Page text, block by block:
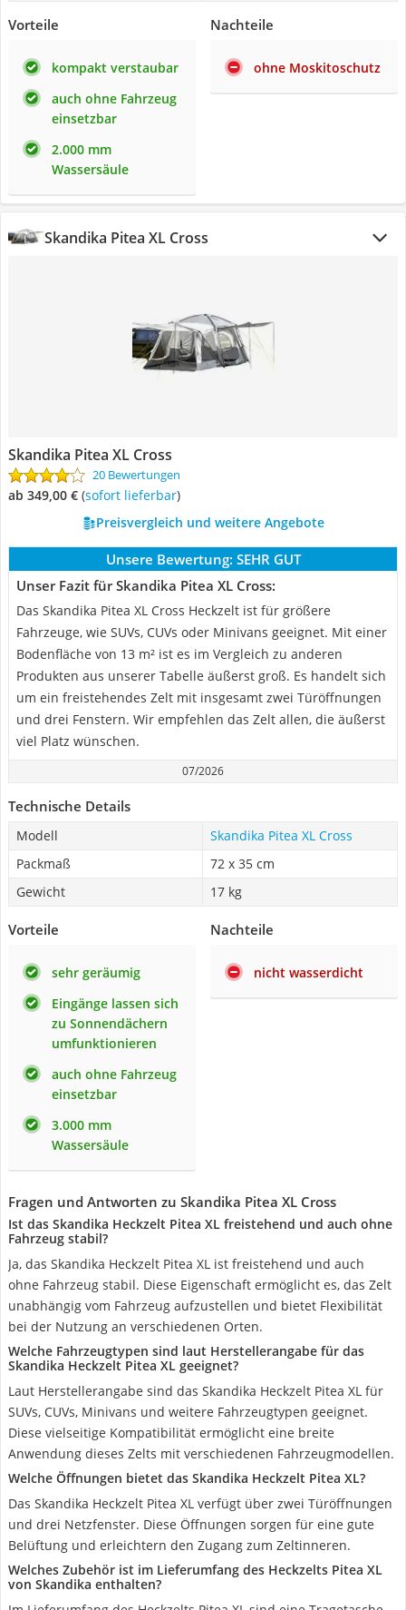
Vorteile
kompakt verstaubar
auch ohne Fahrzeug
einsetzbar
2.000 mm
Wassersäule
Nachteile
ohne Moskitoschutz
Skandika Pitea XL Cross
Skandika Pitea XL Cross
20 Bewertungen
ab 349,00 € ( Sofort lieferbar)
Preisvergleich und weitere Angebote
Unsere Bewertung: SEHR GUT
Unser Fazit für Skandika Pitea XL Cross:
Das Skandika Pitea XL Cross Heckzelt ist für größere
Fahrzeuge, wie SUVs, CUVs oder Minivans geeignet. Mit einer
Bodenfläche von 13 m² ist es im Vergleich zu anderen
Produkten aus unserer Tabelle äußerst groß. Es handelt sich
um ein freistehendes Zelt mit insgesamt zwei Türöffnungen
und drei Fenstern. Wir empfehlen das Zelt allen, die äußerst
viel Platz wünschen.
07/2026
Technische Details
Modell
Skandika Pitea XL Cross
Packmaß
72 x 35 cm
Gewicht
17 kg
Vorteile
sehr geräumig
Eingänge lassen sich
zu Sonnendächern
umfunktionieren
auch ohne Fahrzeug
einsetzbar
3.000 mm
Wassersäule
Nachteile
nicht wasserdicht
Fragen und Antworten zu Skandika Pitea XL Cross
Ist das Skandika Heckzelt Pitea XL freistehend und auch ohne
Fahrzeug stabil?
Ja, das Skandika Heckzelt Pitea XL ist freistehend und auch
ohne Fahrzeug stabil. Diese Eigenschaft ermöglicht es, das Zelt
unabhängig vom Fahrzeug aufzustellen und bietet Flexibilität
bei der Nutzung an verschiedenen Orten.
Welche Fahrzeugtypen sind laut Herstellerangabe für das
Skandika Heckzelt Pitea XL geeignet?
Laut Herstellerangabe sind das Skandika Heckzelt Pitea XL für
SUVs, CUVs, Minivans und weitere Fahrzeugtypen geeignet.
Diese vielseitige Kompatibilität ermöglicht eine breite
Anwendung dieses Zelts mit verschiedenen Fahrzeugmodellen.
Welche Öffnungen bietet das Skandika Heckzelt Pitea XL?
Das Skandika Heckzelt Pitea XL verfügt über zwei Türöffnungen
und drei Netzfenster. Diese Öffnungen sorgen für eine gute
Belüftung und erleichtern den Zugang zum Zeltinneren.
Welches Zubehör ist im Lieferumfang des Heckzelts Pitea XL
von Skandika enthalten?